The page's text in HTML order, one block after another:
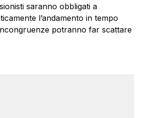
saranno obbligati a
l’andamento in tempo
potranno far scattare